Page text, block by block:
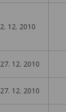
2. 12. 2010
27. 12. 2010
27. 12. 2010